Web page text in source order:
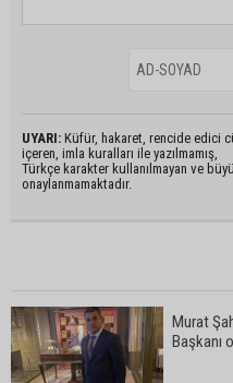
UYARI: Küfür, hakaret, rencide edici
içeren, imla kuralları ile yazılmamış,
Türkçe karakter kullanılmayan ve
onaylanmamaktadır.
Murat
Başkanı